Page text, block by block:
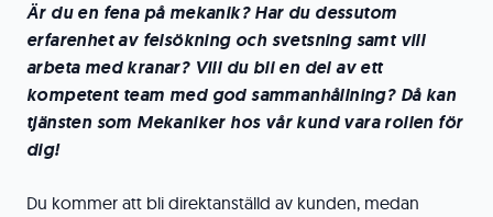
Är du en fena på mekanik? Har du dessutom
erfarenhet av felsökning och svetsning samt vill
arbeta med kranar? Vill du bli en del av ett
kompetent team med god sammanhållning? Då kan
tjänsten som Mekaniker hos vår kund vara rollen för
dig!
Du kommer att bli direktanställd av kunden, medan